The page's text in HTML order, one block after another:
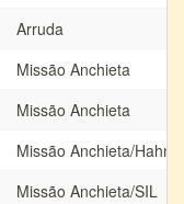
Arruda
Missão Anchieta
Missão Anchieta
Missão Anchieta/Hahn
Missão Anchieta/SIL